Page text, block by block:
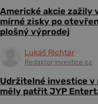
Americké akcie zažily
mírné zisky po
plošný výprodej
Lukáš Richtár
Redaktor investice.cz
Udržitelné investice v
měly patřit JYP